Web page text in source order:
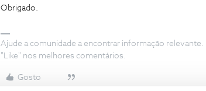
Obrigado.
Ajude a comunidade a encontrar informação
"Like" nos melhores comentários.
Gosto